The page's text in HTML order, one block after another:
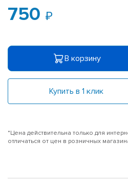
750
В корзину
Купить в 1 клик
*Цена действительна только для
отличаться от цен в розничных